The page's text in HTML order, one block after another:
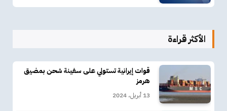
الأكثر قراءة
قوات إيرانية تستولي على سفينة شحن بمضيق
هرمز
13 أبريل، 2024